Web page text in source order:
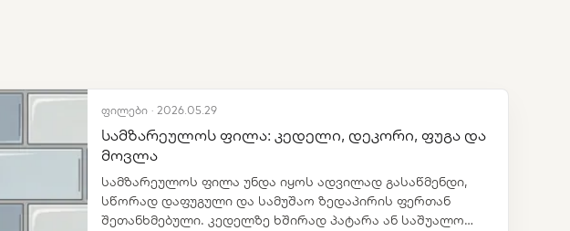
ფილები · 2026.05.29
სამზარეულოს ფილა: კედელი, დეკორი, ფუგა და
მოვლა
სამზარეულოს ფილა უნდა იყოს ადვილად გასაწმენდი,
სწორად დაფუგული და სამუშაო ზედაპირის ფერთან
შეთანხმებული. კედელზე ხშირად პატარა ან საშუალო